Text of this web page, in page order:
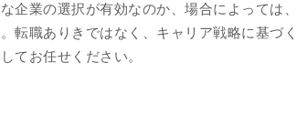
企業の選択が有効なのか、場合によっては、
転職ありきではなく、キャリア戦略に基づく
てお任せください。